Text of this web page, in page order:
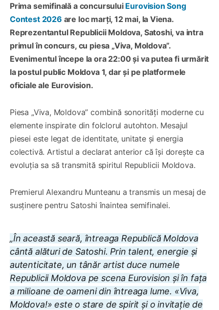
Prima semifinală a concursului Eurovision Song
Contest 2026 are loc marți, 12 mai, la Viena.
Reprezentantul Republicii Moldova, Satoshi, va intra
primul în concurs, cu piesa „Viva, Moldova”.
Evenimentul începe la ora 22:00 și va putea fi urmărit
la postul public Moldova 1, dar și pe platformele
oficiale ale Eurovision.
Piesa „Viva, Moldova” combină sonorități moderne cu
elemente inspirate din folclorul autohton. Mesajul
piesei este legat de identitate, unitate și energia
colectivă. Artistul a declarat anterior că își dorește ca
evoluția sa să transmită spiritul Republicii Moldova.
Premierul Alexandru Munteanu a transmis un mesaj de
susținere pentru Satoshi înaintea semifinalei.
„În această seară, întreaga Republică Moldova
cântă alături de Satoshi. Prin talent, energie și
autenticitate, un tânăr artist duce numele
Republicii Moldova pe scena Eurovision și în fața
a milioane de oameni din întreaga lume. «Viva,
Moldova!» este o stare de spirit și o invitație de